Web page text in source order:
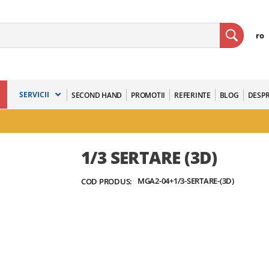
ro
SERVICII SECOND HAND PROMOTII REFERINTE BLOG
1/3 SERTARE (3D)
COD PRODUS: MGA2-04+1/3-SERTARE-(3D)